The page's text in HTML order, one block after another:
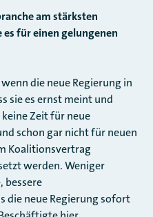
am stärksten
für einen gelungenen
die neue Regierung in
sie es ernst meint und
Zeit für neue
schon gar nicht für neuen
Koalitionsvertrag
werden. Weniger
bessere
die neue Regierung sofort